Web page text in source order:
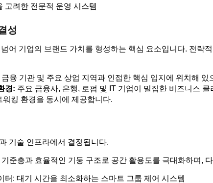
고려한 전문적 운영 시스템
성
어 기업의 브랜드 가치를 형성하는 핵심 요소입니다. 전략
융 기관 및 주요 상업 지역과 인접한 핵심 입지에 위치해
경: 주요 금융사, 은행, 로펌 및 IT 기업이 밀집한 비즈니스
킹 환경을 동시에 제공합니다.
기술 인프라에서 결정됩니다.
기준층과 효율적인 기둥 구조로 공간 활용도를 극대화하며,
터: 대기 시간을 최소화하는 스마트 그룹 제어 시스템